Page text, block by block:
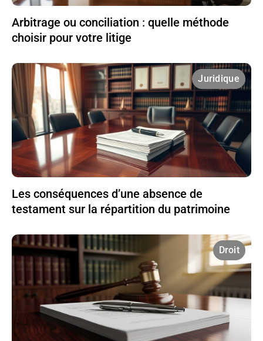
Arbitrage ou conciliation : quelle méthode
choisir pour votre litige
Juridique
Les conséquences d’une absence de
testament sur la répartition du patrimoine
Droit